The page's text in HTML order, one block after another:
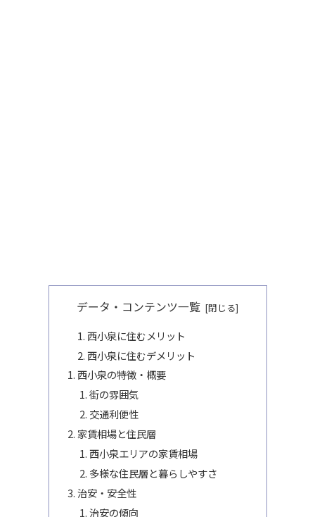
データ・コンテンツ一覧
西小泉に住むメリット
西小泉に住むデメリット
西小泉の特徴・概要
街の雰囲気
交通利便性
家賃相場と住民層
西小泉エリアの家賃相場
多様な住民層と暮らしやすさ
治安・安全性
治安の傾向